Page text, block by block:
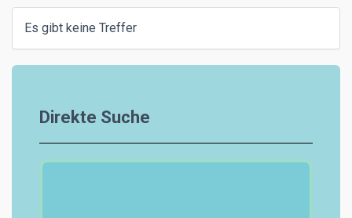
Es gibt keine Treffer
Direkte Suche